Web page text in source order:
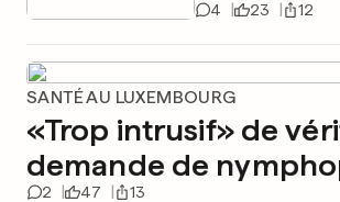
4 23 12
SANTÉ AU LUXEMBOURG
«Trop intrusif» de
demande de
2 47 13